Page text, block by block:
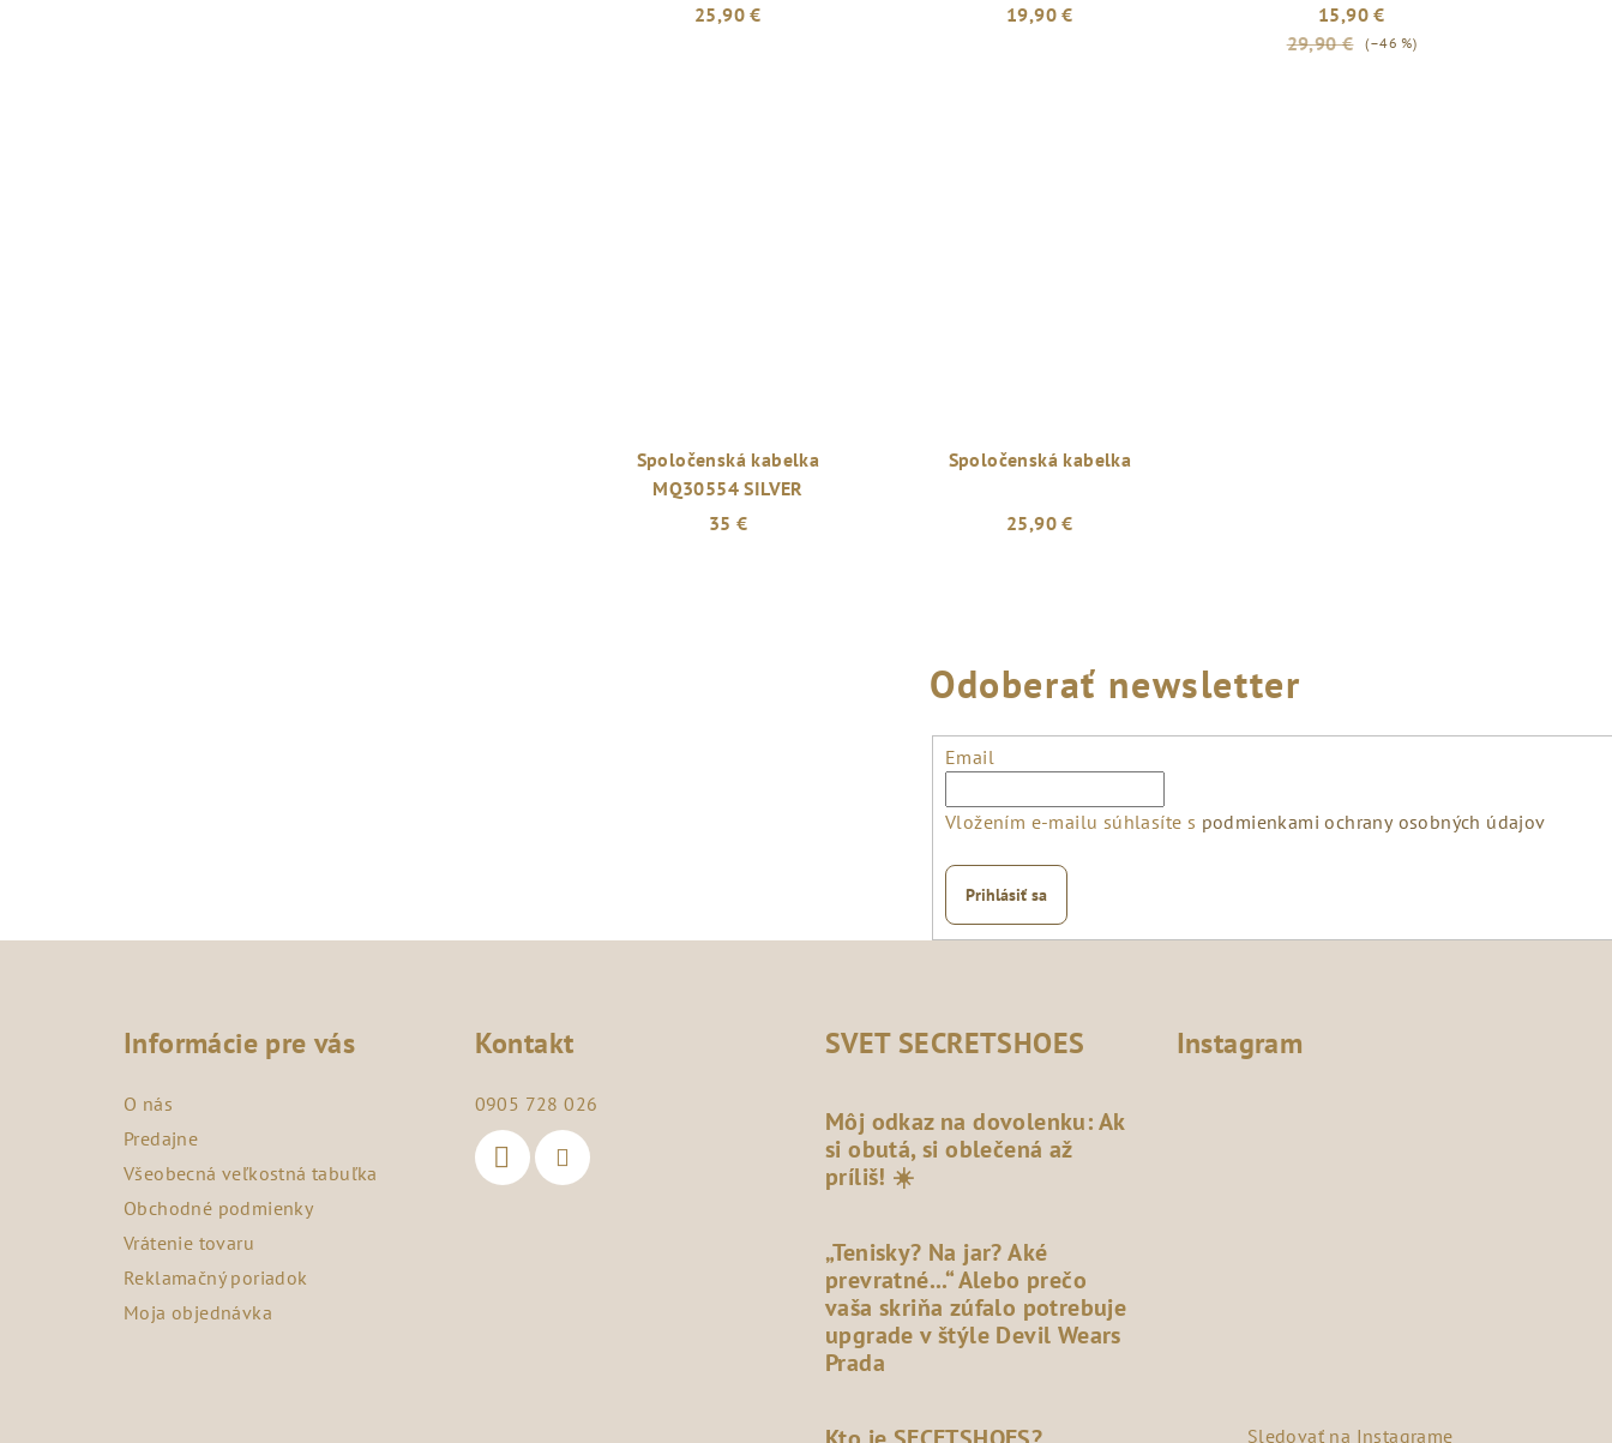
25,90 € 19,90 €
15,90 €
29,90 €
(–46 %)
Spoločenská kabelka
MQ30554 SILVER
35 €
Spoločenská kabelka
25,90 €
Odoberať newsletter
Email
Vložením e-mailu súhlasíte s podmienkami ochrany osobných údajov
Prihlásiť sa
Informácie pre vás
O nás
Predajne
Všeobecná veľkostná tabuľka
Obchodné podmienky
Vrátenie tovaru
Reklamačný poriadok
Moja objednávka
Kontakt
0905 728 026
SVET SECRETSHOES
Môj odkaz na dovolenku: Ak
si obutá, si oblečená až
príliš! ☀️
„Tenisky? Na jar? Aké
prevratné...“ Alebo prečo
vaša skriňa zúfalo potrebuje
upgrade v štýle Devil Wears
Prada
Instagram
Sledovať na Instagrame